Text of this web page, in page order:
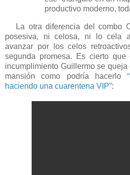
productivo moderno,
La otra diferencia del combo
posesiva, ni celosa, ni lo cela
avanzar por los celos
segunda promesa. Es cierto
incumplimiento Guillermo se
mansión como podría hacerlo
haciendo una cuarentena VIP”: